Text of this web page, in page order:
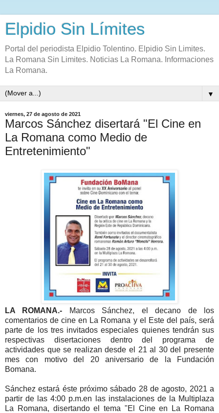
Elpidio Sin Límites
Portal del periodista Elpidio Tolentino. Elpidio Sin Limites.
La Romana Sin Limites. Noticias La Romana. Informaciones
La Romana.
▼
viernes, 27 de agosto de 2021
Marcos Sánchez disertará "El Cine en
La Romana como Medio de
Entretenimiento"
LA ROMANA.-
Marcos Sánchez, el decano de los
comentarios de cine en La Romana y el Este del país, será
parte de los tres invitados especiales quienes tendrán sus
respectivas disertaciones dentro del programa de
actividades que se realizan desde el 21 al 30 del presente
mes con motivo del 20 aniversario de la Fundación
Bomana.
Sánchez estará éste próximo sábado 28 de agosto, 2021 a
partir de las 4:00 p.m.en las instalaciones de la Multiplaza
La Romana, disertando el tema "El Cine en La Romana